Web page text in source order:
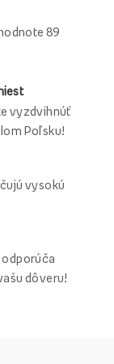
89
vyzdvihnúť
Poľsku!
vysokú
odporúča
dôveru!